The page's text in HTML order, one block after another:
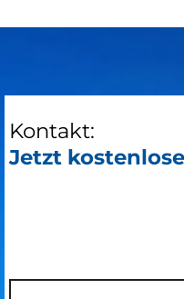
Kontakt:
Jetzt